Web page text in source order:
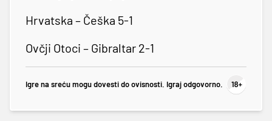
Hrvatska – Češka 5-1
Ovčji Otoci – Gibraltar 2-1
Igre na sreću mogu dovesti do ovisnosti. Igraj odgovorno.